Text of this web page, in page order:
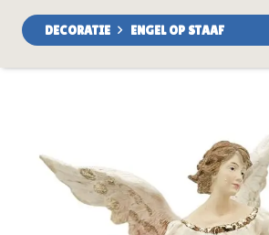
DECORATIE ENGEL OP STAAF